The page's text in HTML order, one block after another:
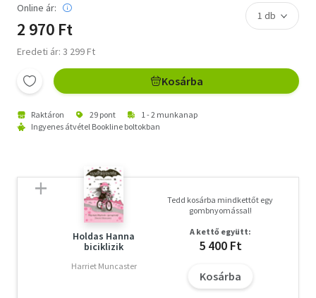
Online ár:
2 970 Ft
Eredeti ár: 3 299 Ft
Kosárba
Raktáron 29 pont
1 - 2 munkanap
Ingyenes átvétel Bookline boltokban
Holdas Hanna
biciklizik
Harriet Muncaster
Tedd kosárba mindkettőt egy
gombnyomással!
A kettő együtt:
5 400 Ft
Kosárba